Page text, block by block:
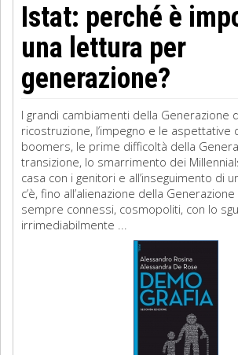
Istat: perché è
una lettura per
generazione?
I grandi cambiamenti della Generazione
ricostruzione, l’impegno e le aspettative
boomers, le prime difficoltà della
transizione, lo smarrimento dei
casa con i genitori e all’inseguimento di
c’è, fino all’alienazione della
sempre connessi, cosmopoliti, con lo
irrimediabilmente ...